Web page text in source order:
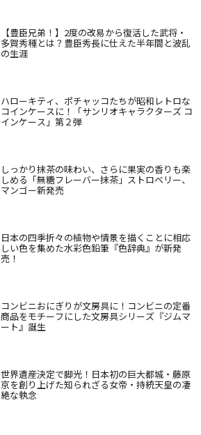
【豊臣兄弟！】2度の改易から復活した武将・
多賀秀種とは？豊臣秀長に仕えた半年間と波乱
の生涯
ハローキティ、ポチャッコたちが昭和レトロな
コインケースに！「サンリオキャラクターズ コ
インケース」第２弾
しっかり抹茶の味わい、さらに果実の香りも楽
しめる「無糖フレーバー抹茶」ストロベリー、
マンゴー新発売
日本の四季折々の植物や情景を描くことに相応
しい色を集めた水彩色鉛筆『色辞典』が新発
売！
コンビニおにぎりが文房具に！コンビニの定番
商品をモチーフにした文房具シリーズ『ジムマ
ート』誕生
世界遺産決定で脚光！日本初の巨大都城・藤原
京を創り上げた知られざる女帝・持統天皇の凄
絶な執念